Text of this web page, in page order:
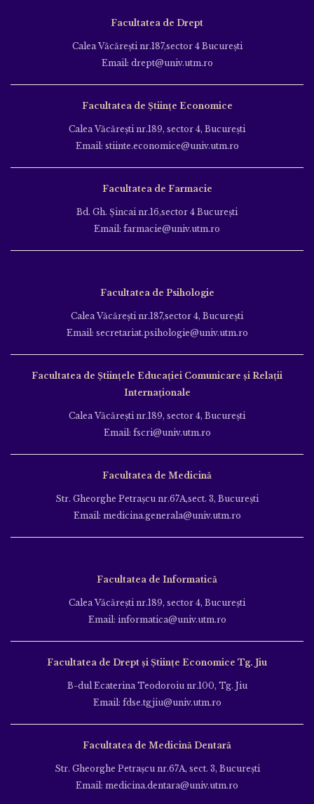
Facultatea de Drept
Calea Văcăreşti nr.187,sector 4 Bucureşti
Email: drept@univ.utm.ro
Facultatea de Științe Economice
Calea Văcăreşti nr.189, sector 4, Bucureşti
Email: stiinte.economice@univ.utm.ro
Facultatea de Farmacie
Bd. Gh. Şincai nr.16,sector 4 Bucureşti
Email: farmacie@univ.utm.ro
Facultatea de Psihologie
Calea Văcăreşti nr.187,sector 4, Bucureşti
Email: secretariat.psihologie@univ.utm.ro
Facultatea de Ştiinţele Educației Comunicare și Relații
Internaționale
Calea Văcăreşti nr.189, sector 4, Bucureşti
Email: fscri@univ.utm.ro
Facultatea de Medicină
Str. Gheorghe Petraşcu nr.67A,sect. 3, Bucureşti
Email: medicina.generala@univ.utm.ro
Facultatea de Informatică
Calea Văcăreşti nr.189, sector 4, Bucureşti
Email: informatica@univ.utm.ro
Facultatea de Drept și Științe Economice Tg. Jiu
B-dul Ecaterina Teodoroiu nr.100, Tg. Jiu
Email: fdse.tgjiu@univ.utm.ro
Facultatea de Medicină Dentară
Str. Gheorghe Petraşcu nr.67A, sect. 3, Bucureşti
Email: medicina.dentara@univ.utm.ro